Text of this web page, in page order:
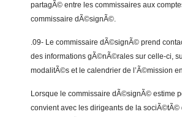
partagÃ© entre les commissaires aux
commissaire dÃ©signÃ©.
.09- Le commissaire dÃ©signÃ© prend
des informations gÃ©nÃ©rales sur celle-ci,
modalitÃ©s et le calendrier de l’Ã©mission
Lorsque le commissaire dÃ©signÃ© estime
convient avec les dirigeants de la